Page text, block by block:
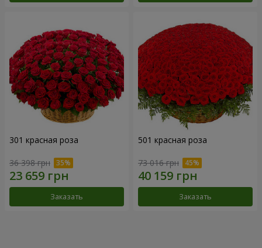
301 красная роза
36 398 грн
Заказать
501 красная роза
73 016 грн
Заказать